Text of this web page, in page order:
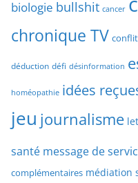
a
y
e
d
’
a
h
p
a
t
e
biologie bullshit cancer
chronique TV
déduction défi désinformation
homéopathie idées
jeu journalisme
santé message de
complémentaires médiation